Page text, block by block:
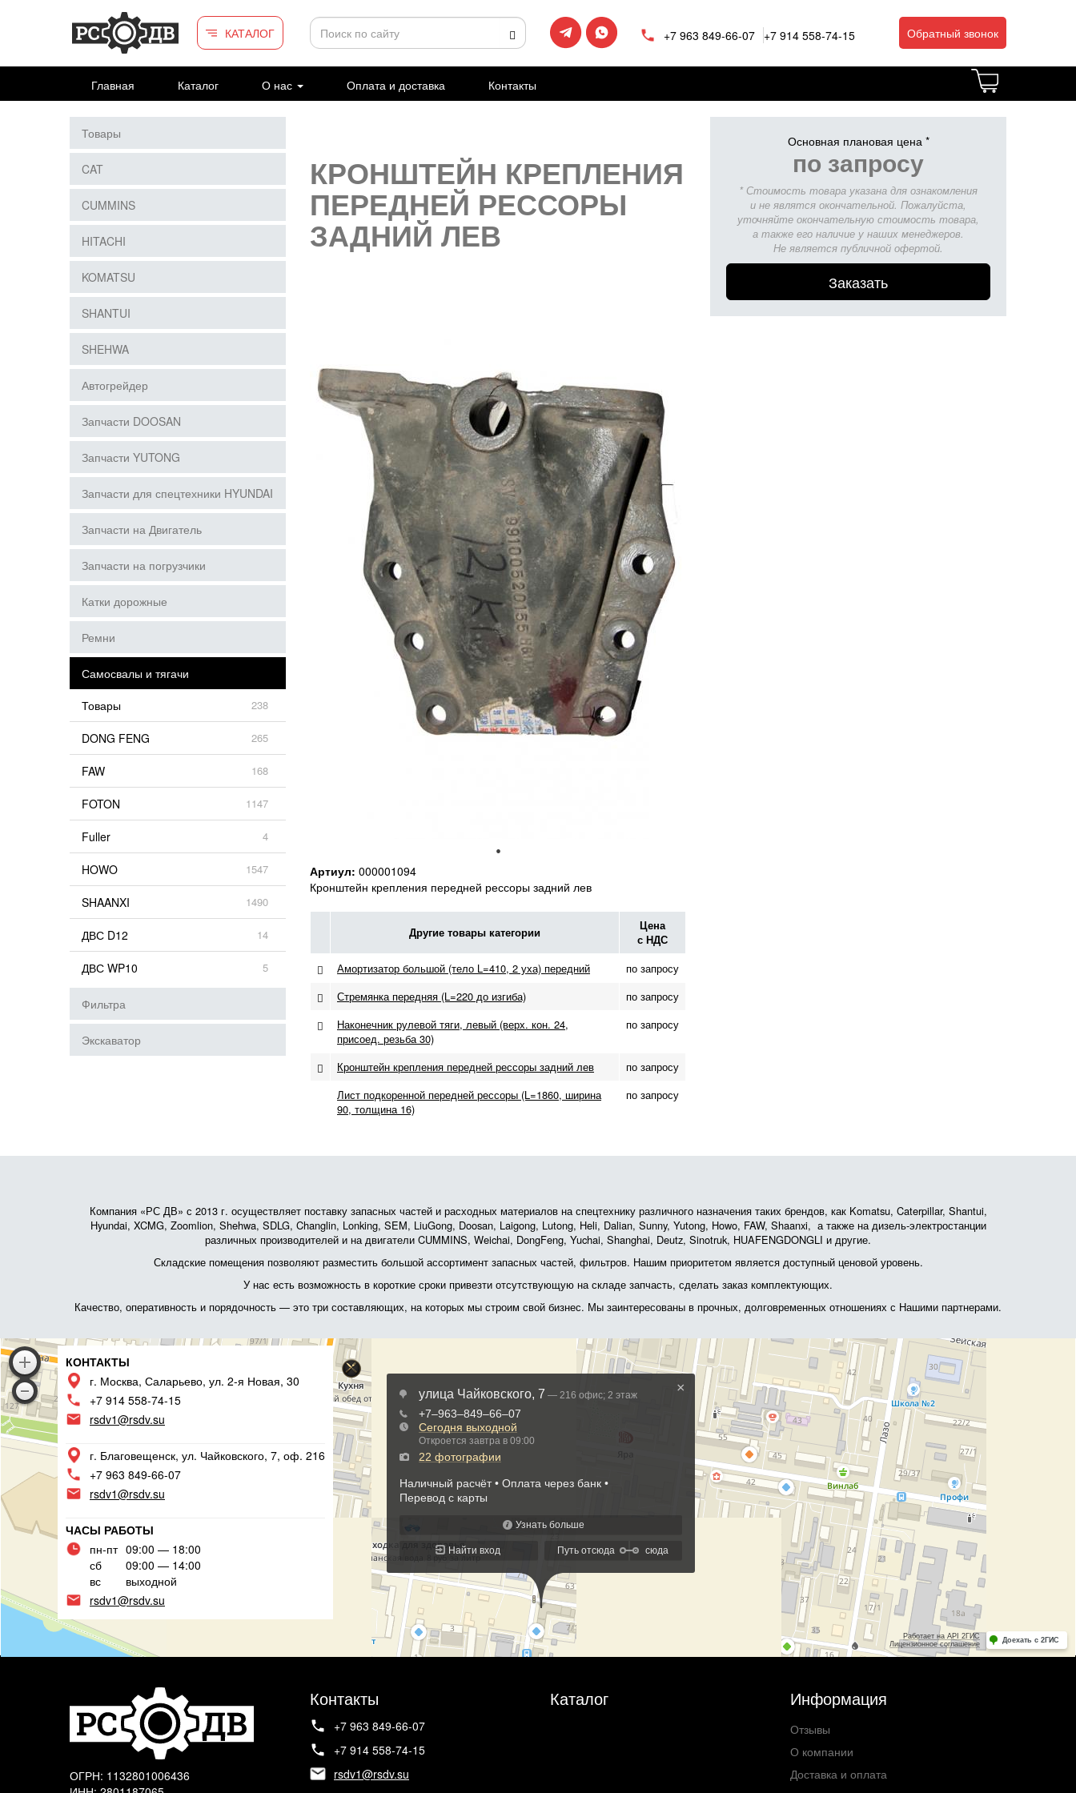
Перейти к основному содержанию
КАТАЛОГ
+7 963 849-66-07 +7 914 558-74-15 Обратный звонок
Главная Каталог О нас Оплата и доставка Контакты
КРОНШТЕЙН КРЕПЛЕНИЯ
ПЕРЕДНЕЙ РЕССОРЫ
ЗАДНИЙ ЛЕВ
Артиул: 000001094
Кронштейн крепления передней рессоры задний лев
Другие товары категории
Цена
с НДС
Амортизатор большой (тело L=410, 2 уха) передний
по запросу
Стремянка передняя (L=220 до изгиба)
по запросу
Наконечник рулевой тяги, левый (верх. кон. 24,
присоед. резьба 30)
по запросу
Кронштейн крепления передней рессоры задний лев
по запросу
Лист подкоренной передней рессоры (L=1860, ширина
90, толщина 16)
по запросу
Основная плановая цена *
по запросу
* Стоимость товара указана для ознакомления
и не являтся окончательной. Пожалуйста,
уточняйте окончательную стоимость товара,
а также его наличие у наших менеджеров.
Не является публичной офертой.
Заказать
Товары
CAT
CUMMINS
HITACHI
KOMATSU
SHANTUI
SHEHWA
Автогрейдер
Запчасти DOOSAN
Запчасти YUTONG
Запчасти для спецтехники HYUNDAI
Запчасти на Двигатель
Запчасти на погрузчики
Катки дорожные
Ремни
Самосвалы и тягачи
Товары
238
DONG FENG 265
FAW 168
FOTON 1147
Fuller 4
HOWO 1547
SHAANXI 1490
ДВС D12 14
ДВС WP10 5
Фильтра
Экскаватор
Компания «РС ДВ» с 2013 г. осуществляет поставку запасных частей и расходных материалов на спецтехнику различного назначения таких брендов, как Komatsu, Caterpillar, Shantui,
Hyundai, XCMG, Zoomlion, Shehwa, SDLG, Changlin, Lonking, SEM, LiuGong, Doosan, Laigong, Lutong, Heli, Dalian, Sunny, Yutong, Howo, FAW, Shaanxi, а также на дизель-электростанции
различных производителей и на двигатели CUMMINS, Weichai, DongFeng, Yuchai, Shanghai, Deutz, Sinotruk, HUAFENGDONGLI и другие.
Складские помещения позволяют разместить большой ассортимент запасных частей, фильтров. Нашим приоритетом является доступный ценовой уровень.
У нас есть возможность в короткие сроки привезти отсутствующую на складе запчасть, сделать заказ комплектующих.
Качество, оперативность и порядочность — это три составляющих, на которых мы строим свой бизнес. Мы заинтересованы в прочных, долговременных отношениях с Нашими партнерами.
КОНТАКТЫ
г. Москва, Саларьево, ул. 2-я Новая, 30
+7 914 558-74-15
rsdv1@rsdv.su
г. Благовещенск, ул. Чайковского, 7, оф. 216
+7 963 849-66-07
rsdv1@rsdv.su
ЧАСЫ РАБОТЫ
пн-пт 09:00 — 18:00
сб
09:00 — 14:00
вс
выходной
rsdv1@rsdv.su
ОГРН: 1132801006436
Контакты
+7 963 849-66-07
+7 914 558-74-15
rsdv1@rsdv.su
Каталог Информация
Отзывы
О компании
Доставка и оплата